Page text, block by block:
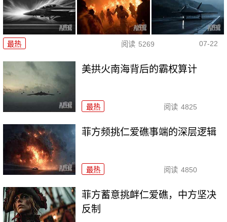
最热 阅读 5269 07-22
美拱火南海背后的霸权算计
最热 阅读 4825
菲方频挑仁爱礁事端的深层逻辑
最热 阅读 4850
菲方蓄意挑衅仁爱礁，中方坚决
反制